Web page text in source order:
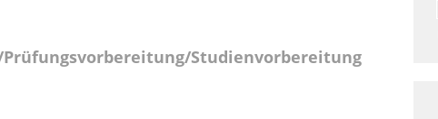
Prüfungsvorbereitung/Studienvorbereitung